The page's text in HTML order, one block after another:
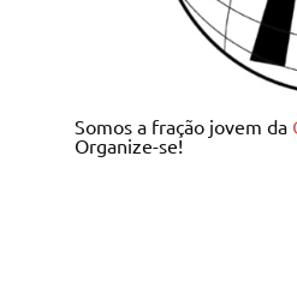
Juventude
Somos a fração jovem da
Organize-se!